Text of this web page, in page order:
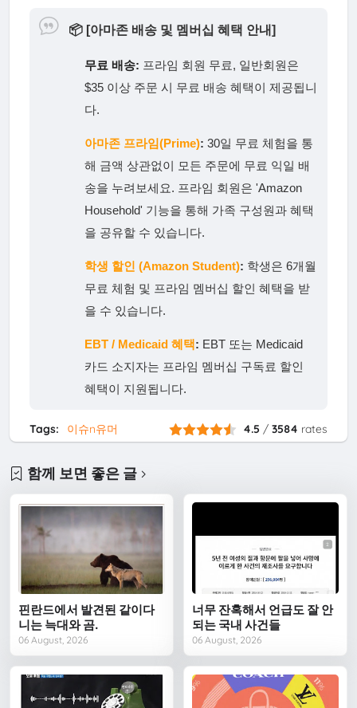
📦 [아마존 배송 및 멤버십 혜택 안내]
무료 배송: 프라임 회원 무료, 일반회원은
$35 이상 주문 시 무료 배송 혜택이 제공됩니
다.
아마존 프라임(Prime): 30일 무료 체험을 통
해 금액 상관없이 모든 주문에 무료 익일 배
송을 누려보세요. 프라임 회원은 'Amazon
Household' 기능을 통해 가족 구성원과 혜택
을 공유할 수 있습니다.
학생 할인 (Amazon Student): 학생은 6개월
무료 체험 및 프라임 멤버십 할인 혜택을 받
을 수 있습니다.
EBT / Medicaid 혜택: EBT 또는 Medicaid
카드 소지자는 프라임 멤버십 구독료 할인
혜택이 지원됩니다.
Tags: 이슈n유머 4.5 /3584 rates
함께 보면 좋은 글
핀란드에서 발견된 같이다
니는 늑대와 곰.
06 August, 2026
너무 잔혹해서 언급도 잘 안
되는 국내 사건들
06 August, 2026